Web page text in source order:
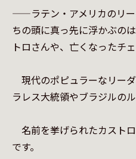
——ラテン・アメリカのリ
ちの頭に真っ先に浮かぶの
トロさんや、亡くなったチ
現代のポピュラーなリー
ラレス大統領やブラジルの
名前を挙げられたカスト
です。